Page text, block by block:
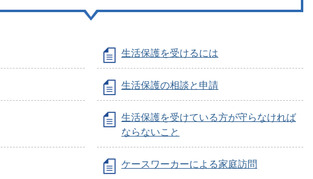
生活保護を受けるには
生活保護の相談と申請
生活保護を受けている方が守らなければ
ならないこと
ケースワーカーによる家庭訪問